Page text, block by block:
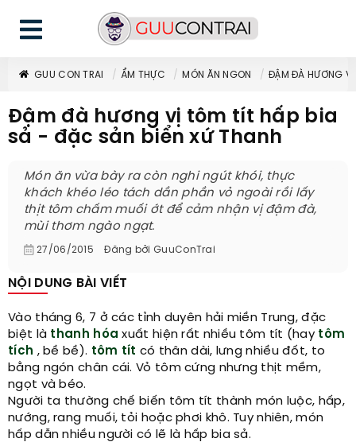
GUU CON TRAI ẨM THỰC MÓN ĂN NGON ĐẬM ĐÀ HƯƠNG
Đậm đà hương vị tôm tít hấp bia
sả - đặc sản biển xứ Thanh
Món ăn vừa bày ra còn nghi ngút khói, thực
khách khéo léo tách dần phần vỏ ngoài rồi lấy
thịt tôm chấm muối ớt để cảm nhận vị đậm đà,
mùi thơm ngào ngạt.
27/06/2015 Đăng bởi GuuConTrai
NỘI DUNG BÀI VIẾT
Vào tháng 6, 7 ở các tỉnh duyên hải miền Trung, đặc
biệt là thanh hóa xuất hiện rất nhiều tôm tít (hay tôm
tích , bề bề). tôm tít có thân dài, lưng nhiều đốt, to
bằng ngón chân cái. Vỏ tôm cứng nhưng thịt mềm,
ngọt và béo.
Người ta thường chế biến tôm tít thành món luộc, hấp,
nướng, rang muối, tỏi hoặc phơi khô. Tuy nhiên, món
hấp dẫn nhiều người có lẽ là hấp bia sả.